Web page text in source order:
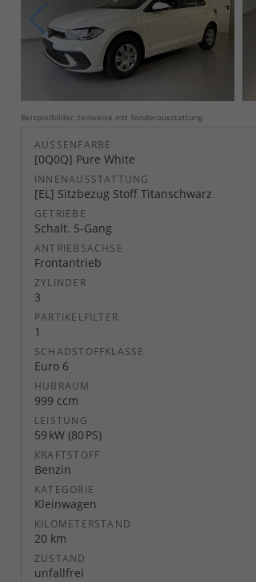
Beispielbilder, teilweise mit Sonderausstattung
AUSSENFARBE
[0Q0Q] Pure White
INNENAUSSTATTUNG
[EL] Sitzbezug Stoff Titanschwarz
GETRIEBE
Schalt. 5-Gang
ANTRIEBSACHSE
Frontantrieb
ZYLINDER
3
PARTIKELFILTER
1
SCHADSTOFFKLASSE
Euro 6
HUBRAUM
999 ccm
LEISTUNG
59 kW (80 PS)
KRAFTSTOFF
Benzin
KATEGORIE
Kleinwagen
KILOMETERSTAND
20 km
ZUSTAND
unfallfrei